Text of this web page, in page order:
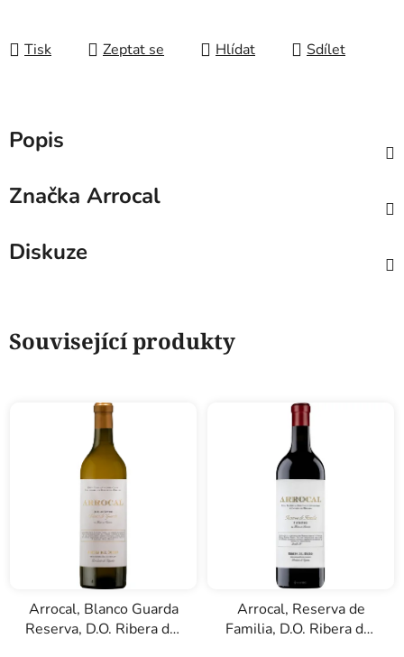
Tisk Zeptat se Hlídat Sdílet
Popis
Značka Arrocal
Diskuze
Související produkty
Arrocal, Blanco Guarda
Reserva, D.O. Ribera del
Arrocal, Reserva de
Familia, D.O. Ribera del